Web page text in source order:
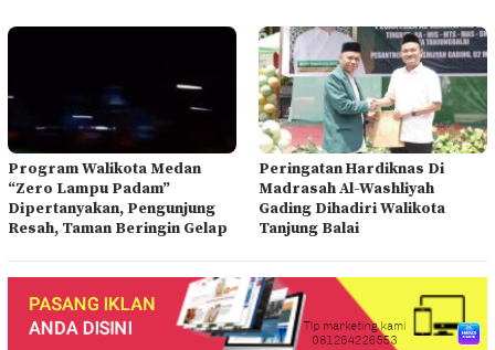
Program Walikota Medan
“Zero Lampu Padam”
Dipertanyakan, Pengunjung
Resah, Taman Beringin Gelap
Peringatan Hardiknas Di
Madrasah Al-Washliyah
Gading Dihadiri Walikota
Tanjung Balai